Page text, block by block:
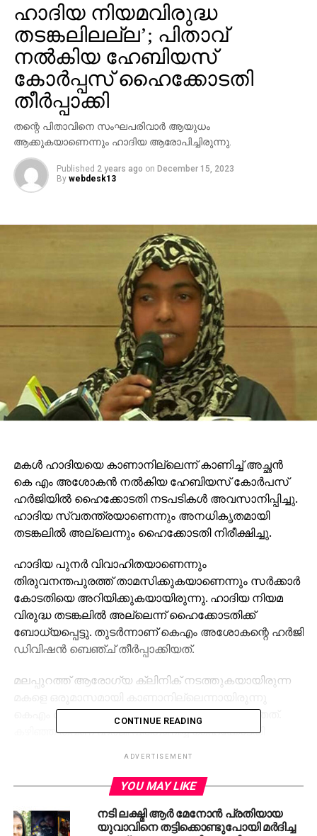
ഹാദിയ നിയമവിരുദ്ധ
തടങ്കലിലല്ല’; പിതാവ്
നല്‍കിയ ഹേബിയസ്
കോര്‍പ്പസ് ഹൈക്കോടതി
തീര്‍പ്പാക്കി
തന്റെ പിതാവിനെ സംഘപരിവാര്‍ ആയുധം
ആക്കുകയാണെന്നും ഹാദിയ ആരോപിച്ചിരുന്നു.
Published 2 years ago on December 15, 2023
By webdesk13
മകള്‍ ഹാദിയയെ കാണാനില്ലെന്ന് കാണിച്ച് അച്ഛന്‍
കെ എം അശോകന്‍ നല്‍കിയ ഹേബിയസ് കോര്‍പസ്
ഹര്‍ജിയില്‍ ഹൈക്കോടതി നടപടികള്‍ അവസാനിപ്പിച്ചു.
ഹാദിയ സ്വതന്ത്രയാണെന്നും അനധികൃതമായി
തടങ്കലില്‍ അല്ലെന്നും ഹൈക്കോടതി നിരീക്ഷിച്ചു.
ഹാദിയ പുനര്‍ വിവാഹിതയാണെന്നും
തിരുവനന്തപുരത്ത് താമസിക്കുകയാണെന്നും സര്‍ക്കാര്‍
കോടതിയെ അറിയിക്കുകയായിരുന്നു. ഹാദിയ നിയമ
വിരുദ്ധ തടങ്കലില്‍ അല്ലെന്ന് ഹൈക്കോടതിക്ക്
ബോധ്യപ്പെട്ടു. തുടര്‍ന്നാണ് കെഎം അശോകന്റെ ഹര്‍ജി
ഡിവിഷന്‍ ബെഞ്ച് തീര്‍പ്പാക്കിയത്.
മലപ്പുറത്ത് ആരോഗ്യ ക്ലിനിക് നടത്തുകയായിരുന്ന
കെഎം അശോകന്‍ നല്‍കിയ ഹര്‍ജിയില്‍ പറഞ്ഞത്.
കഴിഞ്ഞ തവണ ഹര്‍ജി പരിഗണിച്ച ഹൈക്കോടതി
ഹൈക്കോടതിയെ അറിയിച്ചു.
അതിനിടെ തനിക്കെതിരായ ആരോപണങ്ങള്‍ തള്ളി
ഹാദിയ രംഗത്തെത്തിയിരുന്നു. താന്‍
CONTINUE READING
ADVERTISEMENT
YOU MAY LIKE
നടി ലക്ഷ്മി ആർ മേനോൻ പ്രതിയായ
യുവാവിനെ തട്ടിക്കൊണ്ടുപോയി മർദിച്ച